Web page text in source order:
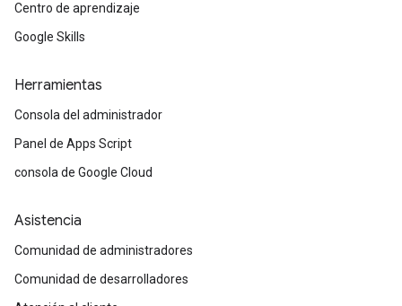
Centro de aprendizaje
Google Skills
Herramientas
Consola del administrador
Panel de Apps Script
consola de Google Cloud
Asistencia
Comunidad de administradores
Comunidad de desarrolladores